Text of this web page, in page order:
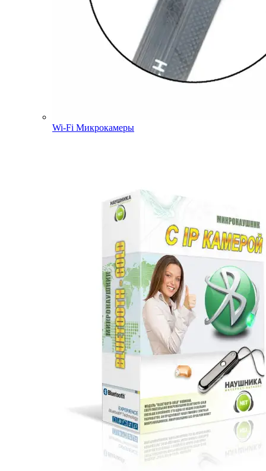
Wi-Fi Микрокамеры